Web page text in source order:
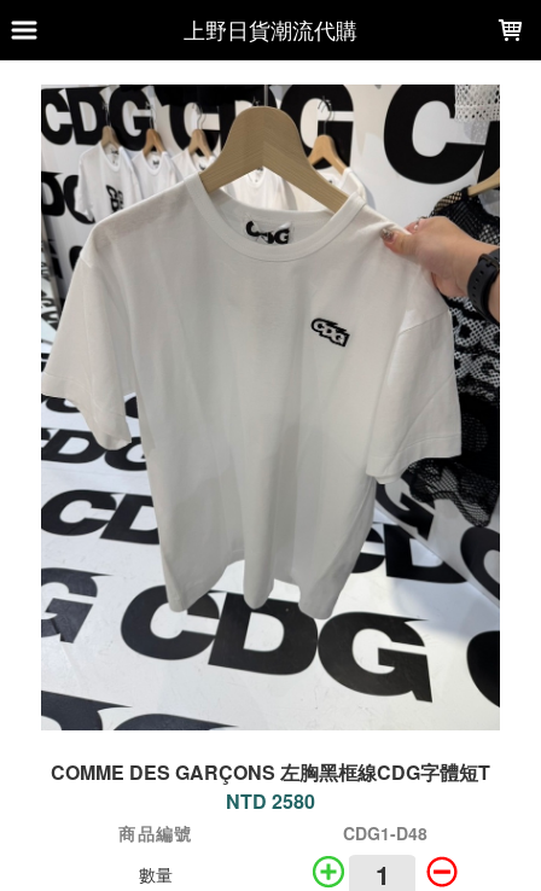
上野日貨潮流代購
COMME DES GARÇONS 左胸黑框線CDG字體短T
NTD 2580
商品編號
CDG1-D48
數量